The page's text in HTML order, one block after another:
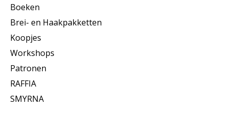
Boeken
Brei- en Haakpakketten
Koopjes
Workshops
Patronen
RAFFIA
SMYRNA